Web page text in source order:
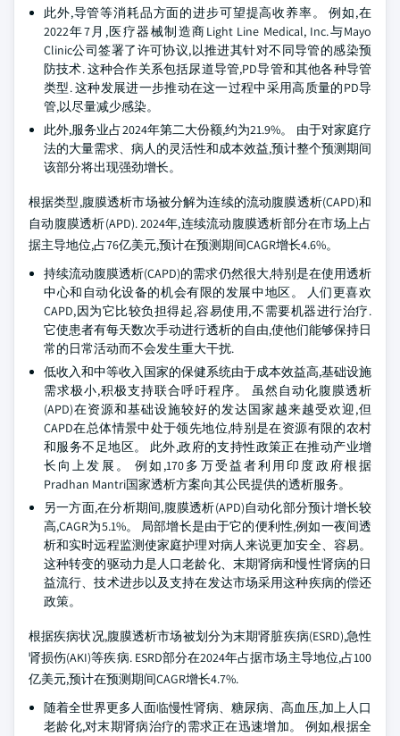
此外,导管等消耗品方面的进步可望提高收养率。 例如,在
2022年7月,医疗器械制造商Light Line Medical, Inc.与Mayo
Clinic公司签署了许可协议,以推进其针对不同导管的感染预
防技术. 这种合作关系包括尿道导管,PD导管和其他各种导管
类型. 这种发展进一步推动在这一过程中采用高质量的PD导
管,以尽量减少感染。
此外,服务业占2024年第二大份额,约为21.9%。 由于对家庭疗
法的大量需求、病人的灵活性和成本效益,预计整个预测期间
该部分将出现强劲增长。
根据类型,腹膜透析市场被分解为连续的流动腹膜透析(CAPD)和
自动腹膜透析(APD). 2024年,连续流动腹膜透析部分在市场上占
据主导地位,占76亿美元,预计在预测期间CAGR增长4.6%。
持续流动腹膜透析(CAPD)的需求仍然很大,特别是在使用透析
中心和自动化设备的机会有限的发展中地区。 人们更喜欢
CAPD,因为它比较负担得起,容易使用,不需要机器进行治疗.
它使患者有每天数次手动进行透析的自由,使他们能够保持日
常的日常活动而不会发生重大干扰.
低收入和中等收入国家的保健系统由于成本效益高,基础设施
需求极小,积极支持联合呼吁程序。 虽然自动化腹膜透析
(APD)在资源和基础设施较好的发达国家越来越受欢迎,但
CAPD在总体情景中处于领先地位,特别是在资源有限的农村
和服务不足地区。 此外,政府的支持性政策正在推动产业增
长向上发展。 例如,170多万受益者利用印度政府根据
Pradhan Mantri国家透析方案向其公民提供的透析服务。
另一方面,在分析期间,腹膜透析(APD)自动化部分预计增长较
高,CAGR为5.1%。 局部增长是由于它的便利性,例如一夜间透
析和实时远程监测使家庭护理对病人来说更加安全、容易。
这种转变的驱动力是人口老龄化、末期肾病和慢性肾病的日
益流行、技术进步以及支持在发达市场采用这种疾病的偿还
政策。
根据疾病状况,腹膜透析市场被划分为末期肾脏疾病(ESRD),急性
肾损伤(AKI)等疾病. ESRD部分在2024年占据市场主导地位,占100
亿美元,预计在预测期间CAGR增长4.7%.
随着全世界更多人面临慢性肾病、糖尿病、高血压,加上人口
老龄化,对末期肾病治疗的需求正在迅速增加。 例如,根据全